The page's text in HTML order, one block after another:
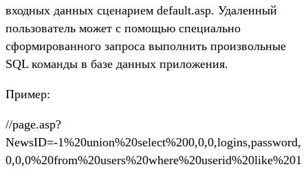
входных данных сценарием default.asp. Удаленный
пользователь может с помощью специально
сформированного запроса выполнить произвольные
SQL команды в базе данных приложения.
Пример:
//page.asp?
NewsID=-1%20union%20select%200,0,0,logins,password,
0,0,0%20from%20users%20where%20userid%20like%201